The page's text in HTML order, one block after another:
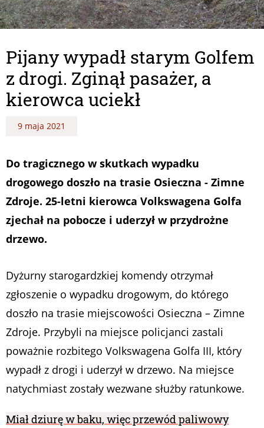
Pijany wypadł starym Golfem
z drogi. Zginął pasażer, a
kierowca uciekł
9 maja 2021
Do tragicznego w skutkach wypadku
drogowego doszło na trasie Osieczna - Zimne
Zdroje. 25-letni kierowca Volkswagena Golfa
zjechał na pobocze i uderzył w przydrożne
drzewo.
Dyżurny starogardzkiej komendy otrzymał
zgłoszenie o wypadku drogowym, do którego
doszło na trasie miejscowości Osieczna – Zimne
Zdroje. Przybyli na miejsce policjanci zastali
poważnie rozbitego Volkswagena Golfa III, który
wypadł z drogi i uderzył w drzewo. Na miejsce
natychmiast zostały wezwane służby ratunkowe.
Miał dziurę w baku, więc przewód paliwowy